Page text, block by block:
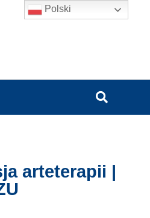
arteterapii |
Polski